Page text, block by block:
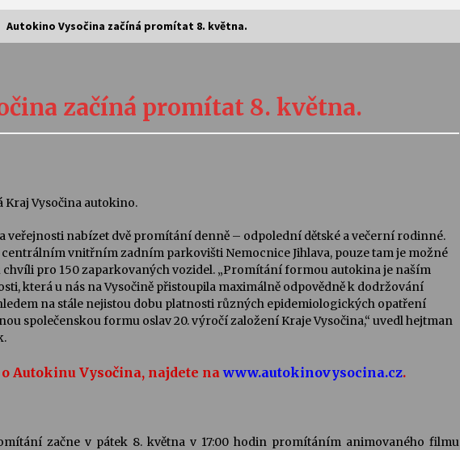
Ensemble
Stávám se kapkou
30. 7. 2026
integrační festival
28. 7.–1. 8.
ve Stromovce: Rufus
Vysočinka
17. 7. 2026
za Humpolec. V
Josefa Čapka
Varhanní recitál Michala Novenka v
Klášteře Želiv
Autokino Vysočina začíná promítat 8. května.
začíná promítat 8. května.
Kraj Vysočina autokino.
veřejnosti nabízet dvě promítání denně – odpolední dětské a večerní rodinné.
vnitřním zadním parkovišti Nemocnice Jihlava, pouze tam je možné
pro 150 zaparkovaných vozidel. „Promítání formou autokina je naším
která u nás na Vysočině přistoupila maximálně odpovědně k dodržování
na stále nejistou dobu platnosti různých epidemiologických opatření
společenskou formu oslav 20. výročí založení Kraje Vysočina,“ uvedl hejtman
o Autokinu Vysočina, najdete nawww.autokinovysocina.cz.
začne v pátek 8. května v 17:00 hodin promítáním animovaného filmu